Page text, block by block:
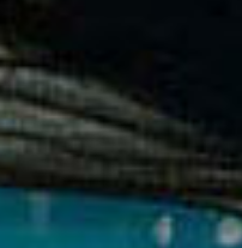
Limpie
otros desechos tienden
un jardín con
Una red y